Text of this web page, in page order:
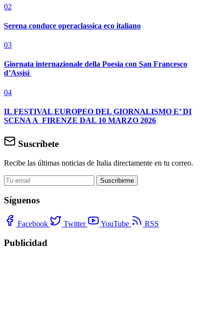
02
Serena conduce operaclassica eco italiano
03
Giornata internazionale della Poesia con San Francesco
d’Assisi
04
IL FESTIVAL EUROPEO DEL GIORNALISMO E’ DI
SCENA A FIRENZE DAL 10 MARZO 2026
Suscríbete
Recibe las últimas noticias de Italia directamente en tu correo.
Suscribirme
Síguenos
Facebook Twitter YouTube RSS
Publicidad